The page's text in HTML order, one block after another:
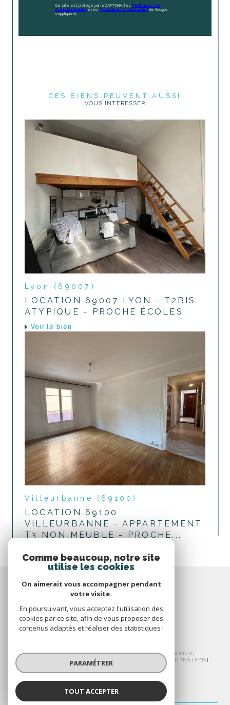
Ce site est protégé par reCAPTCHA, les Politiques de
Confidentialité et es Conditions d'utilisation de Google
s'appliquent.
CES BIENS PEUVENT AUSSI
VOUS INTÉRESSER
Lyon (69007)
LOCATION 69007 LYON - T2BIS
ATYPIQUE - PROCHE ÉCOLES
voir le bien
Villeurbanne (69100)
LOCATION 69100
VILLEURBANNE - APPARTEMENT
T3 NON MEUBLE - PROCHE...
© 2026 | TOUS DROITS RÉSERVÉS | TRADUCTION POWERED BY GOOGLE |
PLAN DU SITE MENTIONS LÉGALES ADMIN
NOS LIENS
POLITIQUE RGPD
Comme beaucoup, notre site
utilise les cookies
On aimerait vous accompagner pendant
votre visite.
En poursuivant, vous acceptez l'utilisation des
cookies par ce site, afin de vous proposer des
contenus adaptés et réaliser des statistiques !
PARAMÉTRER
TOUT ACCEPTER